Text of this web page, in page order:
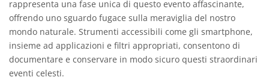
rappresenta una fase unica di questo evento affascinante,
offrendo uno sguardo fugace sulla meraviglia del nostro
mondo naturale. Strumenti accessibili come gli smartphone,
insieme ad applicazioni e filtri appropriati, consentono di
documentare e conservare in modo sicuro questi straordinari
eventi celesti.